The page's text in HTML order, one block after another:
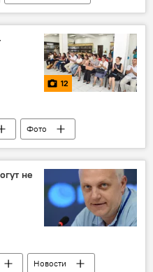
12
Фото
ЖИЗНЬ
РИКЦ
центр
не
Новости